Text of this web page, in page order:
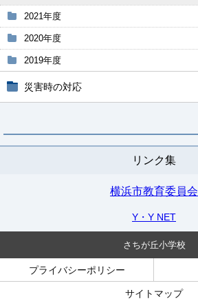
2021年度
2020年度
2019年度
災害時の対応
リンク集
横浜市教育委員会
Y・Y NET
さちが丘小学校
プライバシーポリシー
サイトマップ